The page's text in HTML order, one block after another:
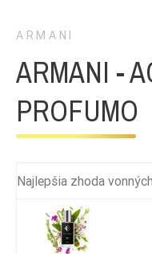
ARMANI
ARMANI -
PROFUMO
Najlepšia zhoda